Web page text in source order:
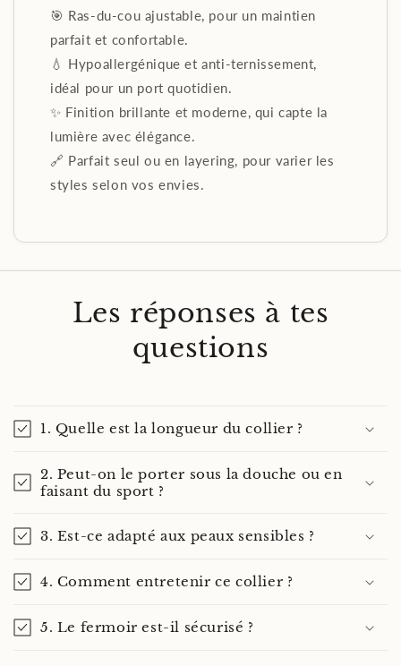
🎯 Ras-du-cou ajustable, pour un maintien
parfait et confortable.
💧 Hypoallergénique et anti-ternissement,
idéal pour un port quotidien.
✨ Finition brillante et moderne, qui capte la
lumière avec élégance.
🔗 Parfait seul ou en layering, pour varier les
styles selon vos envies.
Les réponses à tes
questions
1. Quelle est la longueur du collier ?
2. Peut-on le porter sous la douche ou en
faisant du sport ?
3. Est-ce adapté aux peaux sensibles ?
4. Comment entretenir ce collier ?
5. Le fermoir est-il sécurisé ?